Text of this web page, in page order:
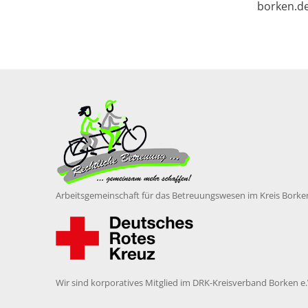
Arbeitsgemeinschaft für das Betreuungswesen im Kreis
Wir sind korporatives Mitglied im DRK-Kreisverband Borken